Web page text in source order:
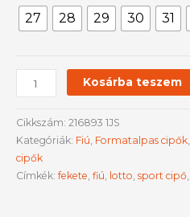
27 28 29 30 31
Kosárba teszem
Cikkszám: 216893 1JS
Kategóriák: Fiú, Formatalpas cipők,
cipők
Címkék: fekete, fiú, lotto, sport cipő,